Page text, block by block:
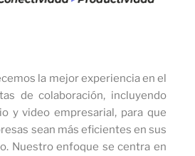
la mejor experiencia en el
de colaboración, incluyendo
y video empresarial, para que
sean más eficientes en sus
Nuestro enfoque se centra en